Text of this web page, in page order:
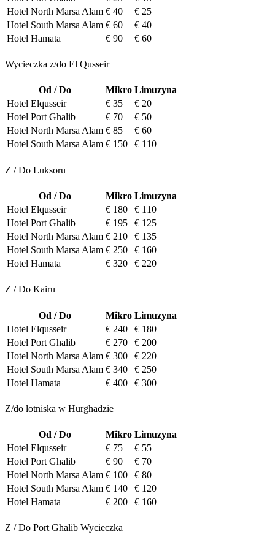
Hotel North Marsa Alam € 40
€ 25
Hotel South Marsa Alam € 60
€ 40
Hotel Hamata
€ 90 € 60
Wycieczka z/do El Qusseir
Od / Do Mikro Limuzyna
Hotel Elqusseir
€ 35
€ 20
Hotel Port Ghalib
€ 70
€ 50
Hotel North Marsa Alam € 85
€ 60
Hotel South Marsa Alam € 150 € 110
Z / Do Luksoru
Od / Do Mikro Limuzyna
Hotel Elqusseir
€ 180
€ 110
Hotel Port Ghalib
€ 195
€ 125
Hotel North Marsa Alam € 210
€ 135
Hotel South Marsa Alam € 250
€ 160
Hotel Hamata
€ 320 € 220
Z / Do Kairu
Od / Do Mikro Limuzyna
Hotel Elqusseir
€ 240
€ 180
Hotel Port Ghalib
€ 270
€ 200
Hotel North Marsa Alam € 300
€ 220
Hotel South Marsa Alam € 340
€ 250
Hotel Hamata
€ 400 € 300
Z/do lotniska w Hurghadzie
Od / Do Mikro Limuzyna
Hotel Elqusseir
€ 75
€ 55
Hotel Port Ghalib
€ 90
€ 70
Hotel North Marsa Alam € 100
€ 80
Hotel South Marsa Alam € 140
€ 120
Hotel Hamata
€ 200 € 160
Z / Do Port Ghalib Wycieczka